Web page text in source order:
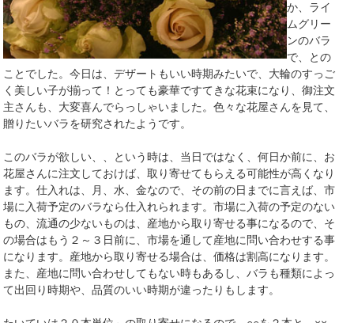
か、ライ
ムグリー
ンのバラ
で、との
ことでした。今日は、デザートもいい時期みたいで、大輪のすっご
く美しい子が揃って！とっても豪華ですてきな花束になり、御注文
主さんも、大変喜んでらっしゃいました。色々な花屋さんを見て、
贈りたいバラを研究されたようです。
このバラが欲しい、、という時は、当日ではなく、何日か前に、お
花屋さんに注文しておけば、取り寄せてもらえる可能性が高くなり
ます。仕入れは、月、水、金なので、その前の日までに言えば、市
場に入荷予定のバラなら仕入れられます。市場に入荷の予定のない
もの、流通の少ないものは、産地から取り寄せる事になるので、そ
の場合はもう２～３日前に、市場を通して産地に問い合わせする事
になります。産地から取り寄せる場合は、価格は割高になります。
また、産地に問い合わせしてもない時もあるし、バラも種類によっ
て出回り時期や、品質のいい時期が違ったりもします。